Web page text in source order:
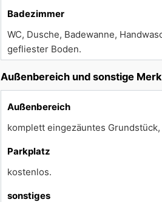
Badezimmer
WC, Dusche, Badewanne,
gefliester Boden.
Außenbereich und sonstige
Außenbereich
komplett eingezäuntes
Parkplatz
kostenlos.
sonstiges